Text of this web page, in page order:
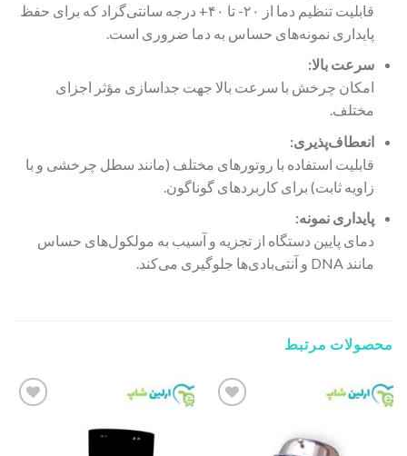
قابلیت تنظیم دما از ۲۰- تا ۴۰+ درجه سانتی‌گراد که برای حفظ
پایداری نمونه‌های حساس به دما ضروری است.
سرعت بالا:
امکان چرخش با سرعت بالا جهت جداسازی مؤثر اجزای
مختلف.
انعطاف‌پذیری:
قابلیت استفاده با روتورهای مختلف (مانند سطل چرخشی و با
زاویه ثابت) برای کاربردهای گوناگون.
پایداری نمونه:
دمای پایین دستگاه از تجزیه و آسیب به مولکول‌های حساس
مانند DNA و آنتی‌بادی‌ها جلوگیری می‌کند.
محصولات مرتبط